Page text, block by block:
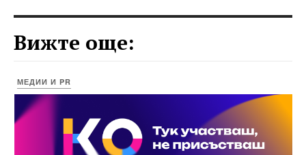
Вижте още:
МЕДИИ И PR